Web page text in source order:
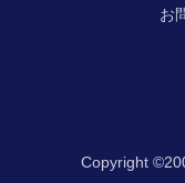
お
Copyright